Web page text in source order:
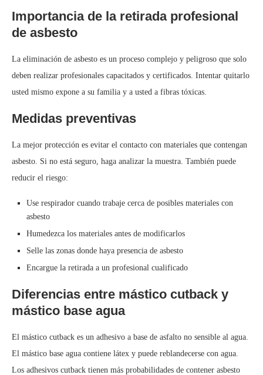
Importancia de la retirada profesional
de asbesto
La eliminación de asbesto es un proceso complejo y peligroso que solo
deben realizar profesionales capacitados y certificados. Intentar quitarlo
usted mismo expone a su familia y a usted a fibras tóxicas.
Medidas preventivas
La mejor protección es evitar el contacto con materiales que contengan
asbesto. Si no está seguro, haga analizar la muestra. También puede
reducir el riesgo:
Use respirador cuando trabaje cerca de posibles materiales con
asbesto
Humedezca los materiales antes de modificarlos
Selle las zonas donde haya presencia de asbesto
Encargue la retirada a un profesional cualificado
Diferencias entre mástico cutback y
mástico base agua
El mástico cutback es un adhesivo a base de asfalto no sensible al agua.
El mástico base agua contiene látex y puede reblandecerse con agua.
Los adhesivos cutback tienen más probabilidades de contener asbesto